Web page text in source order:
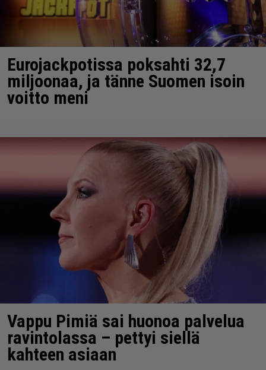
Eurojackpotissa poksahti 32,7
miljoonaa, ja tänne Suomen isoin
voitto meni
Vappu Pimiä sai huonoa palvelua
ravintolassa – pettyi siellä
kahteen asiaan